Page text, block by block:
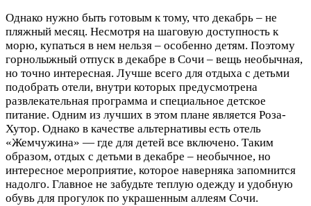
Однако нужно быть готовым к тому, что декабрь – не
пляжный месяц. Несмотря на шаговую доступность к
морю, купаться в нем нельзя – особенно детям. Поэтому
горнолыжный отпуск в декабре в Сочи – вещь необычная,
но точно интересная. Лучше всего для отдыха с детьми
подобрать отели, внутри которых предусмотрена
развлекательная программа и специальное детское
питание. Одним из лучших в этом плане является Роза-
Хутор. Однако в качестве альтернативы есть отель
«Жемчужина» — где для детей все включено. Таким
образом, отдых с детьми в декабре – необычное, но
интересное мероприятие, которое наверняка запомнится
надолго. Главное не забудьте теплую одежду и удобную
обувь для прогулок по украшенным аллеям Сочи.